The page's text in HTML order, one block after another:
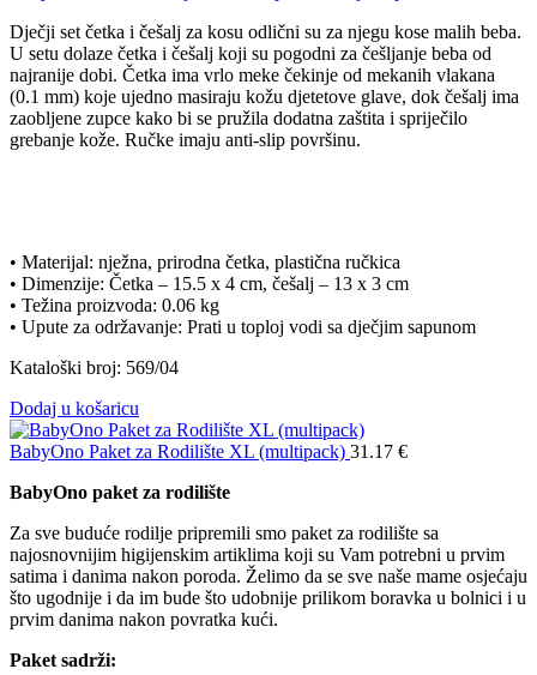
Dječji set četka i češalj za kosu odlični su za njegu kose malih beba.
U setu dolaze četka i češalj koji su pogodni za češljanje beba od
najranije dobi. Četka ima vrlo meke čekinje od mekanih vlakana
(0.1 mm) koje ujedno masiraju kožu djetetove glave, dok češalj ima
zaobljene zupce kako bi se pružila dodatna zaštita i spriječilo
grebanje kože. Ručke imaju anti-slip površinu.
• Materijal: nježna, prirodna četka, plastična ručkica
• Dimenzije: Četka – 15.5 x 4 cm, češalj – 13 x 3 cm
• Težina proizvoda: 0.06 kg
• Upute za održavanje: Prati u toploj vodi sa dječjim sapunom
Kataloški broj: 569/04
Dodaj u košaricu
BabyOno Paket za Rodilište XL (multipack) 31.17 €
BabyOno paket za rodilište
Za sve buduće rodilje pripremili smo paket za rodilište sa
najosnovnijim higijenskim artiklima koji su Vam potrebni u prvim
satima i danima nakon poroda. Želimo da se sve naše mame osjećaju
što ugodnije i da im bude što udobnije prilikom boravka u bolnici i u
prvim danima nakon povratka kući.
Paket sadrži: